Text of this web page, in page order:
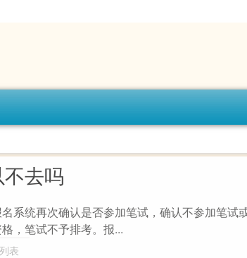
去吗
系统再次确认是否参加笔试，确认不参加笔试
，笔试不予排考。报...
表